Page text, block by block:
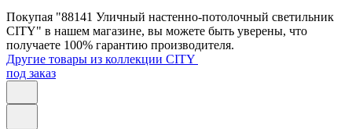
Покупая "88141 Уличный настенно-потолочный светильник
CITY" в нашем магазине, вы можете быть уверены, что
получаете 100% гарантию производителя.
Другие товары из коллекции CITY
под заказ